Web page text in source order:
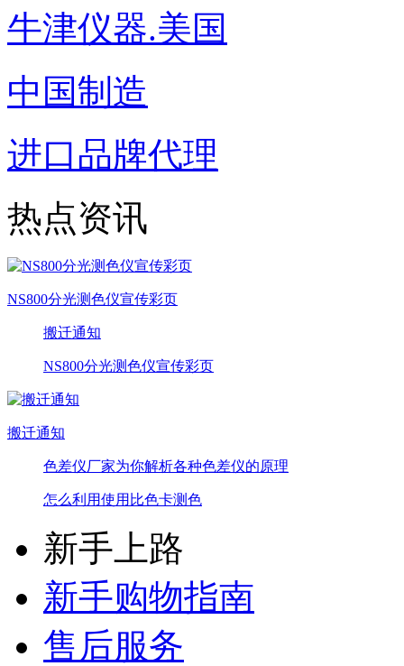
牛津仪器.美国
中国制造
进口品牌代理
热点资讯
NS800分光测色仪宣传彩页
搬迁通知
NS800分光测色仪宣传彩页
搬迁通知
色差仪厂家为你解析各种色差仪的原理
怎么利用使用比色卡测色
新手上路
新手购物指南
售后服务